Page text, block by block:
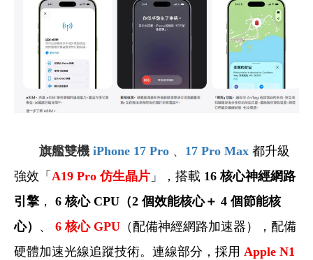
旗艦雙機 iPhone 17 Pro 、 17 Pro Max 都升級
強效「 A19 Pro仿生晶片 」，搭載 16 核心神經網路
引擎， 6 核心 CPU（2 個效能核心＋ 4 個節能核
心） 、 6核心 GPU （配備神經網路加速器），配備
硬體加速光線追蹤技術。連線部分，採用 Apple N1